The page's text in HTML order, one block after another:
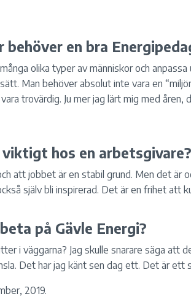
behöver en bra
olika typer av människor och
Man behöver absolut inte vara en
trovärdig. Ju mer jag lärt mig med
hos en arbetsgivare?
att jobbet är en stabil grund. Men det är
själv bli inspirerad. Det är en frihet att
på Gävle Energi?
i väggarna? Jag skulle snarare säga att
Det har jag känt sen dag ett. Det är
2019.